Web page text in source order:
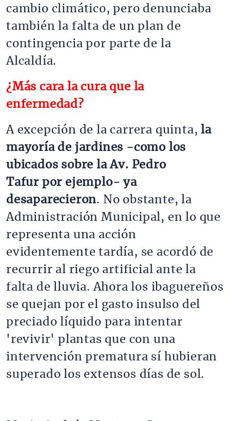
cambio climático, pero denunciaba
también la falta de un plan de
contingencia por parte de la
Alcaldía.
¿Más cara la cura que la
enfermedad?
A excepción de la carrera quinta,la
mayoría de jardines -como los
ubicados sobre la Av. Pedro
Tafur por ejemplo- ya
desaparecieron. No obstante, la
Administración Municipal, en lo que
representa una acción
evidentemente tardía, se acordó de
recurrir al riego artificial ante la
falta de lluvia. Ahora los ibaguereños
se quejan por el gasto insulso del
preciado líquido para intentar
'revivir' plantas que con una
intervención prematura sí hubieran
superado los extensos días de sol.